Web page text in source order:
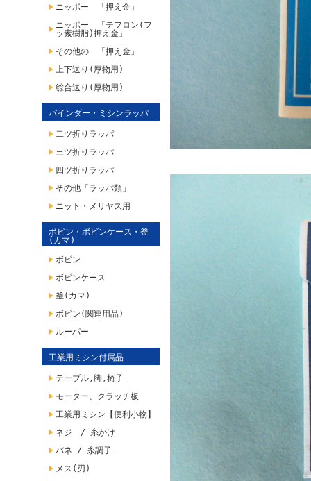
ニッポー 「押え金」
ニッポー 「テフロン(フ
ッ素樹脂)押え金」
その他の 「押え金」
上下送り(厚物用)
総合送り(厚物用)
バインダー・ミシンラッパ
二ツ折りラッパ
三ツ折りラッパ
四ツ折りラッパ
その他「ラッパ類」
ニット・メリヤス用
ボビン・ボビンケース・釜
(カマ)
ボビン
ボビンケース
釜(カマ)
ボビン(関連用品)
ルーパー
工業用ミシン付属品
テーブル,脚,椅子
モーター、クラッチ板
工業用ミシン【便利小物】
ネジ / 糸かけ
バネ / 糸調子
メス(刃)